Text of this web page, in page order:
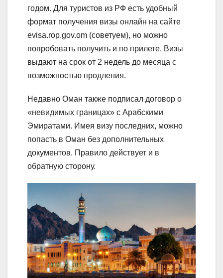
годом. Для туристов из РФ есть удобный
формат получения визы онлайн на сайте
evisa.rop.gov.om (советуем), но можно
попробовать получить и по прилете. Визы
выдают на срок от 2 недель до месяца с
возможностью продления.
Недавно Оман также подписал договор о
«невидимых границах» с Арабскими
Эмиратами. Имея визу последних, можно
попасть в Оман без дополнительных
документов. Правило действует и в
обратную сторону.